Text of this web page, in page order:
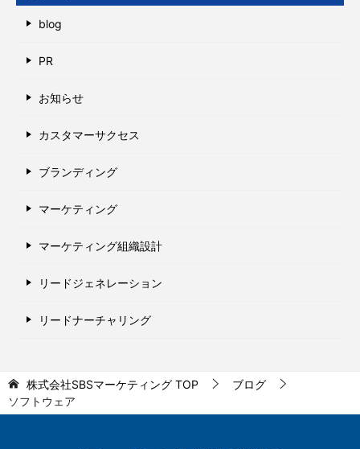
blog
PR
お知らせ
カスタマーサクセス
ブランディング
マーケティング
マーケティング組織設計
リードジェネレーション
リードナーチャリング
株式会社SBSマーケティング TOP
ブログ
ソフトウェア